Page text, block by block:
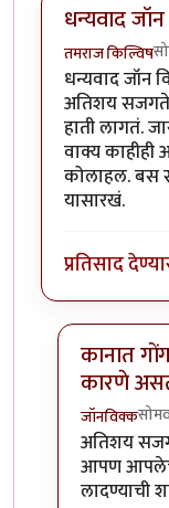
धन्यवाद
तमराज किल्विष
धन्यवाद जॉन
अतिशय
हाती लागतं.
वाक्य
कोलाहल. बस
यासारखं.
प्रतिसाद
कानात
कारणे
जॉनविक्क
In reply to
अतिशय
आपण आपलेच
लादण्याची